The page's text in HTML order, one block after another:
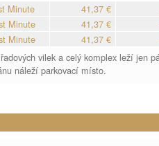
Minute 41,37 €
Minute 41,37 €
Minute 41,37 €
vilek a celý komplex leží jen
náleží parkovací místo.